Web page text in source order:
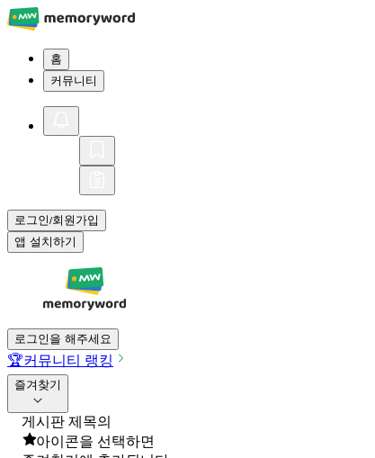
홈
커뮤니티
로그인/회원가입
앱 설치하기
로그인을 해주세요
🏆커뮤니티 랭킹
즐겨찾기
게시판 제목의
아이콘을 선택하면